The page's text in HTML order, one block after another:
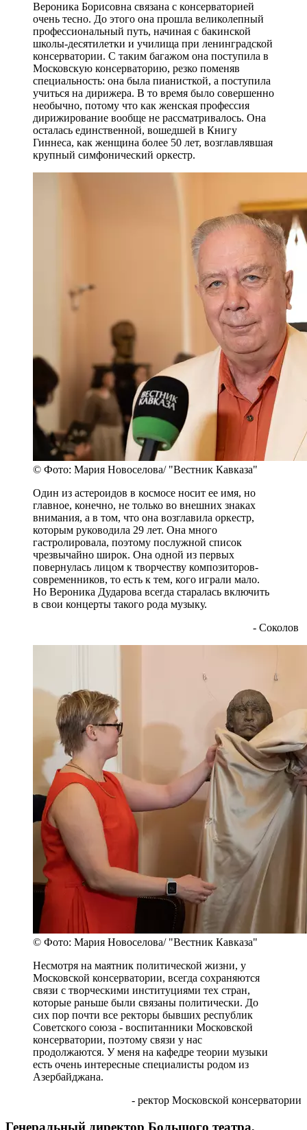
Вероника Борисовна связана с консерваторией
очень тесно. До этого она прошла великолепный
профессиональный путь, начиная с бакинской
школы-десятилетки и училища при ленинградской
консерватории. С таким багажом она поступила в
Московскую консерваторию, резко поменяв
специальность: она была пианисткой, а поступила
учиться на дирижера. В то время было совершенно
необычно, потому что как женская профессия
дирижирование вообще не рассматривалось. Она
осталась единственной, вошедшей в Книгу
Гиннеса, как женщина более 50 лет, возглавлявшая
крупный симфонический оркестр.
© Фото: Мария Новоселова/ "Вестник Кавказа"
Один из астероидов в космосе носит ее имя, но
главное, конечно, не только во внешних знаках
внимания, а в том, что она возглавила оркестр,
которым руководила 29 лет. Она много
гастролировала, поэтому послужной список
чрезвычайно широк. Она одной из первых
повернулась лицом к творчеству композиторов-
современников, то есть к тем, кого играли мало.
Но Вероника Дударова всегда старалась включить
в свои концерты такого рода музыку.
- Соколов
© Фото: Мария Новоселова/ "Вестник Кавказа"
Несмотря на маятник политической жизни, у
Московской консерватории, всегда сохраняются
связи с творческими институциями тех стран,
которые раньше были связаны политически. До
сих пор почти все ректоры бывших республик
Советского союза - воспитанники Московской
консерватории, поэтому связи у нас
продолжаются. У меня на кафедре теории музыки
есть очень интересные специалисты родом из
Азербайджана.
- ректор Московской консерватории
Генеральный директор Большого театра,